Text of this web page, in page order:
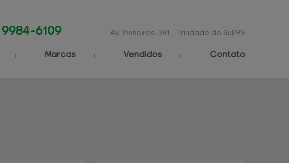
Av. Pinheiros, 261 - Trindade do Sul/RS
9984-6109
Marcas Vendidos Contato